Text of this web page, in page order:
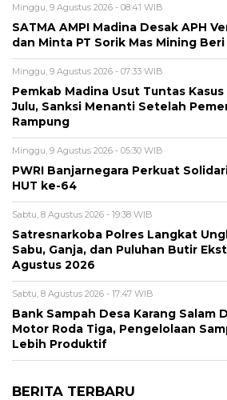
Minggu, 9 Agustus 2026 - 08:41 WIB
SATMA AMPI Madina Desak APH
dan Minta PT Sorik Mas Mining
Minggu, 9 Agustus 2026 - 07:33 WIB
Pemkab Madina Usut Tuntas
Julu, Sanksi Menanti Setelah
Rampung
Minggu, 9 Agustus 2026 - 05:30 WIB
PWRI Banjarnegara Perkuat
HUT ke-64
Sabtu, 8 Agustus 2026 - 19:38 WIB
Satresnarkoba Polres Langkat
Sabu, Ganja, dan Puluhan Butir
Agustus 2026
Sabtu, 8 Agustus 2026 - 17:47 WIB
Bank Sampah Desa Karang Salam
Motor Roda Tiga, Pengelolaan
Lebih Produktif
BERITA TERBARU